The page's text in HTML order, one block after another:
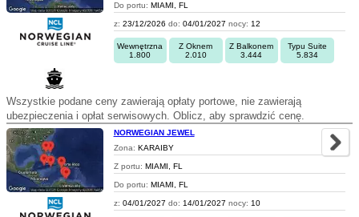
Do portu: MIAMI, FL
z: 23/12/2026 do: 04/01/2027 nocy: 12
Wewnętrzna
1.800
Z Oknem
2.010
Z Balkonem
3.444
Typu Suite
5.834
Wszystkie podane ceny zawierają opłaty portowe, nie zawierają
ubezpieczenia i opłat serwisowych. Oblicz, aby sprawdzić cenę.
NORWEGIAN JEWEL
Zona: KARAIBY
Z portu: MIAMI, FL
Do portu: MIAMI, FL
z: 04/01/2027 do: 14/01/2027 nocy: 10